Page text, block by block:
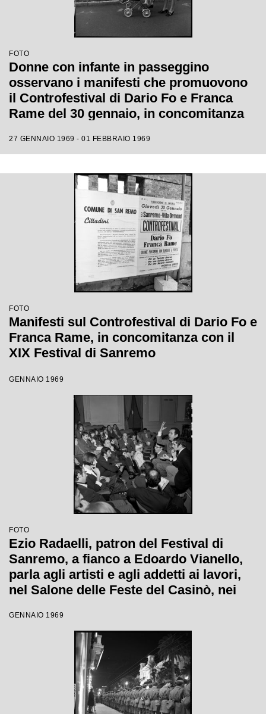
FOTO
Donne con infante in passeggino
osservano i manifesti che promuovono
il Controfestival di Dario Fo e Franca
Rame del 30 gennaio, in concomitanza
27 GENNAIO 1969 - 01 FEBBRAIO 1969
FOTO
Manifesti sul Controfestival di Dario Fo e
Franca Rame, in concomitanza con il
XIX Festival di Sanremo
GENNAIO 1969
FOTO
Ezio Radaelli, patron del Festival di
Sanremo, a fianco a Edoardo Vianello,
parla agli artisti e agli addetti ai lavori,
nel Salone delle Feste del Casinò, nei
GENNAIO 1969